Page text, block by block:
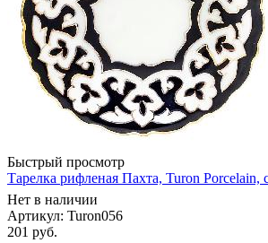
Быстрый просмотр
Тарелка рифленая Пахта, Turon Porcelain,
Нет в наличии
Артикул: Turon056
201 руб.